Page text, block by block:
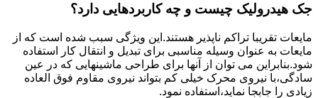
جک هیدرولیک چیست و چه کاربردهایی دارد؟
مایعات تقریبا تراکم ناپذیر هستند.این ویژگی سبب شده است که از
مایعات به عنوان وسیله مناسبی برای تبدیل و انتقال کار استفاده
شود.بنابراین می توان از آنها برای طراحی ماشینهایی که در عین
سادگی،با نیروی محرک خیلی کم بتواند نیروی مقاوم فوق العاده
زیادی را جابجا نماید،استفاده نمود.